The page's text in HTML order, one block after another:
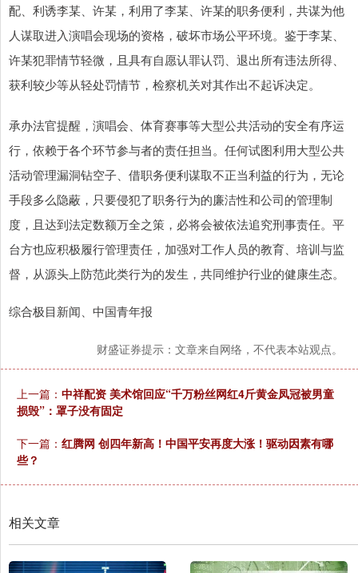
配、利诱李某、许某，利用了李某、许某的职务便利，共谋为他
人谋取进入演唱会现场的资格，破坏市场公平环境。鉴于李某、
许某犯罪情节轻微，且具有自愿认罪认罚、退出所有违法所得、
获利较少等从轻处罚情节，检察机关对其作出不起诉决定。
承办法官提醒，演唱会、体育赛事等大型公共活动的安全有序运
行，依赖于各个环节参与者的责任担当。任何试图利用大型公共
活动管理漏洞钻空子、借职务便利谋取不正当利益的行为，无论
手段多么隐蔽，只要侵犯了职务行为的廉洁性和公司的管理制
度，且达到法定数额万全之策，必将会被依法追究刑事责任。平
台方也应积极履行管理责任，加强对工作人员的教育、培训与监
督，从源头上防范此类行为的发生，共同维护行业的健康生态。
综合极目新闻、中国青年报
财盛证券提示：文章来自网络，不代表本站观点。
上一篇： 中祥配资 美术馆回应“千万粉丝网红4斤黄金凤冠被男童
损毁”：罩子没有固定
下一篇： 红腾网 创四年新高！中国平安再度大涨！驱动因素有哪
些？
相关文章